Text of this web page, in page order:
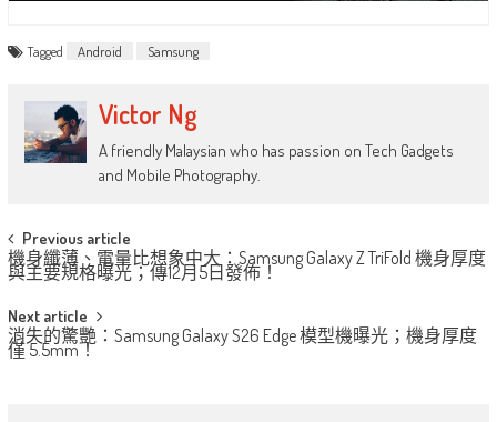
Tagged Android Samsung
Victor Ng
A friendly Malaysian who has passion on Tech Gadgets
and Mobile Photography.
Post
navigation
Previous article
機身纖薄、電量比想象中大：Samsung Galaxy Z TriFold 機身厚度
與主要規格曝光；傳12月5日發佈！
Next article
消失的驚艷：Samsung Galaxy S26 Edge 模型機曝光；機身厚度
僅 5.5mm！